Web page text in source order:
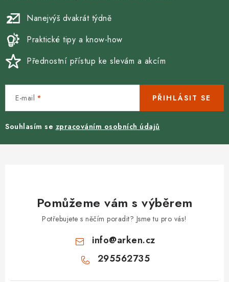
Nanejvýš dvakrát týdně
Praktické tipy a know-how
Přednostní přístup ke slevám a akcím
E-mail
Souhlasím se zpracováním osobních údajů
PŘIHLÁSIT SE
Pomůžeme vám s výběrem
Potřebujete s něčím poradit? Jsme tu pro vás!
info@arken.cz
295562735